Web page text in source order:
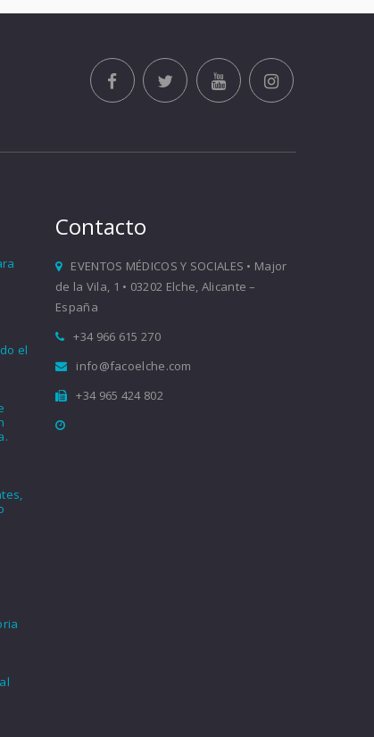
el
Contacto
EVENTOS MÉDICOS Y SOCIALES • Major
de la Vila, 1 • 03202 Elche, Alicante –
España
+34 966 615 270
info@facoelche.com
+34 965 424 802